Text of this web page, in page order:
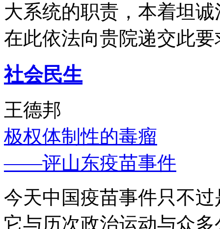
大系统的职责，本着坦
在此依法向贵院递交此要
社会民生
王德邦
极权体制性的毒瘤
——评山东疫苗事件
今天中国疫苗事件只不
它与历次政治运动与众